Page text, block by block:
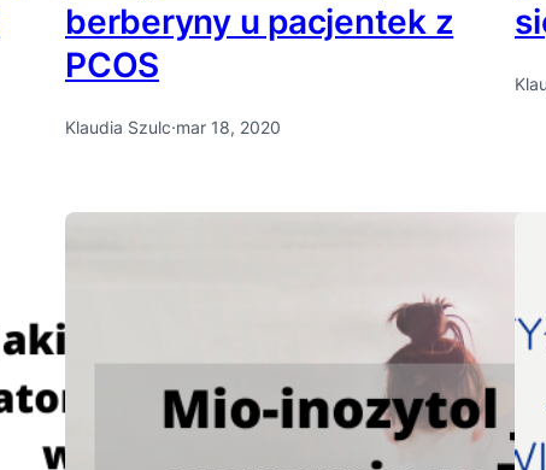
berberyny u pacjentek z
PCOS
Klaudia Szulc·mar 18, 2020